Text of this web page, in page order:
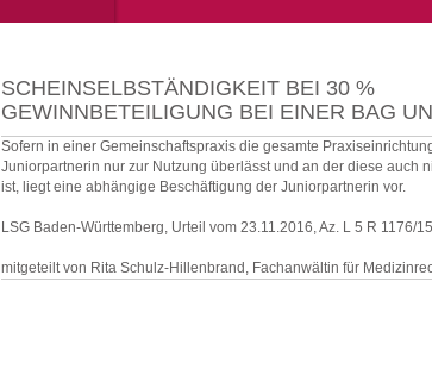
SCHEINSELBSTÄNDIGKEIT BEI 30 %
GEWINNBETEILIGUNG BEI EINER BAG
Sofern in einer Gemeinschaftspraxis die gesamte
Juniorpartnerin nur zur Nutzung überlässt und an der diese auch
ist, liegt eine abhängige Beschäftigung der Juniorpartnerin vor.
LSG Baden-Württemberg, Urteil vom 23.11.2016, Az. L 5 R 1176/15
mitgeteilt von Rita Schulz-Hillenbrand, Fachanwältin für